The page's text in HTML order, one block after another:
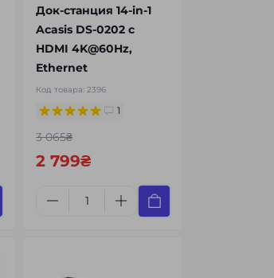
Док-станция 14-in-1
Acasis DS-0202 с
HDMI 4K@60Hz,
Ethernet
Код товара: 2396
1
3 065₴
2 799₴